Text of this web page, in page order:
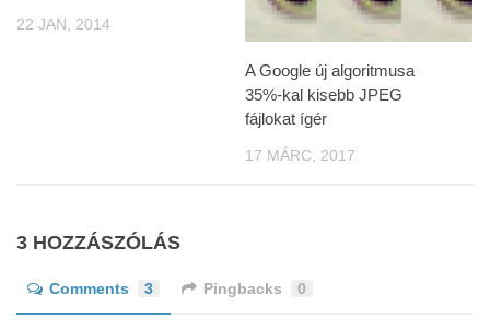
22 JAN, 2014
A Google új algoritmusa
35%-kal kisebb JPEG
fájlokat ígér
17 MÁRC, 2017
3 HOZZÁSZÓLÁS
Comments 3 Pingbacks 0